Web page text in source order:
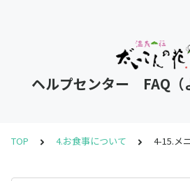
ヘルプセンター FAQ（
TOP 4.お食事について 4-15.メ